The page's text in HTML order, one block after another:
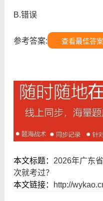
B.错误
参考答案: 查看最佳答案
本文标题： 2026年广东
次就考过？
本文链接：
http://